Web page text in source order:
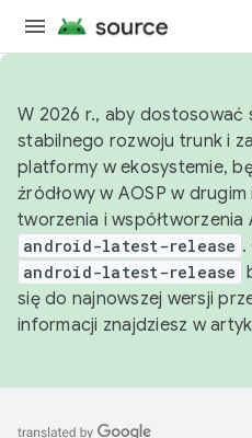
W 2026 r., aby dostosować
stabilnego rozwoju trunk i
platformy w ekosystemie,
źródłowy w AOSP w
tworzenia i współtworzenia
android-latest-release .
android-latest-release
się do najnowszej wersji
informacji znajdziesz w